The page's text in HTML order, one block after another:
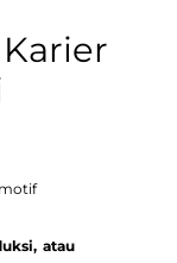
atau